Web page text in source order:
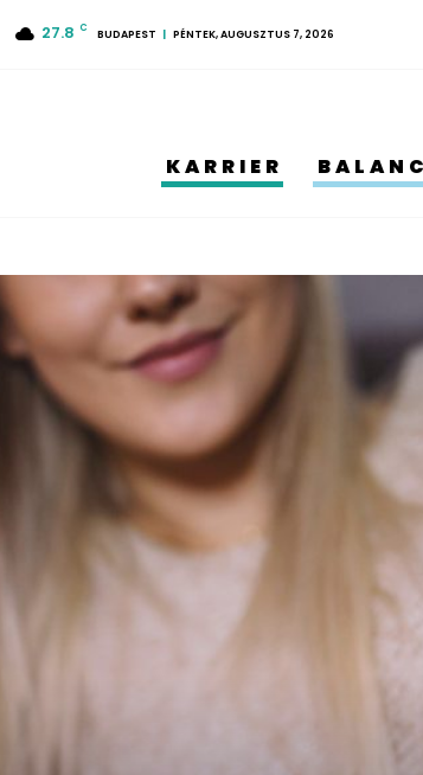
27.8 C BUDAPEST PÉNTEK, AUGUSZTUS 7, 2026
KARRIER